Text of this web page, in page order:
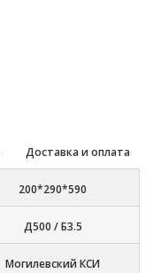
Доставка и оплата
200*290*590
Д500 / Б3.5
Могилевский КСИ